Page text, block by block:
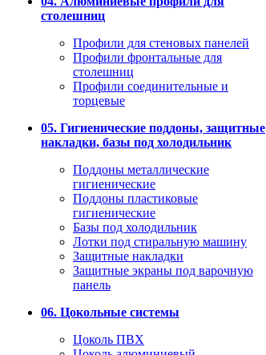
столешниц
Профили для стеновых панелей
Профили фронтальные для
столешниц
Профили соединительные и
торцевые
05. Гигиенические поддоны, защитные
накладки, базы под холодильник
Поддоны металлические
гигиенические
Поддоны пластиковые
гигиенические
Базы под холодильник
Лотки под стиральную машину
Защитные накладки
Защитные экраны под варочную
панель
06. Цокольные системы
Цоколь ПВХ